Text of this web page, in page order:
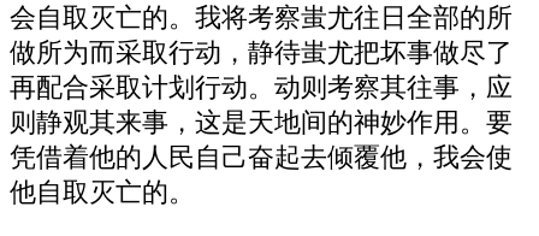
会自取灭亡的。我将考察蚩尤往日全部的所
做所为而采取行动，静待蚩尤把坏事做尽了
再配合采取计划行动。动则考察其往事，应
则静观其来事，这是天地间的神妙作用。要
凭借着他的人民自己奋起去倾覆他，我会使
他自取灭亡的。